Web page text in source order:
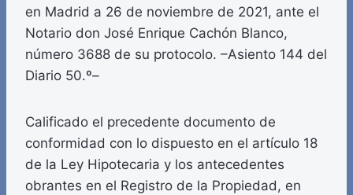
en Madrid a 26 de noviembre de 2021, ante el
Notario don José Enrique Cachón Blanco,
número 3688 de su protocolo. –Asiento 144 del
Diario 50.º–
Calificado el precedente documento de
conformidad con lo dispuesto en el artículo 18
de la Ley Hipotecaria y los antecedentes
obrantes en el Registro de la Propiedad, en